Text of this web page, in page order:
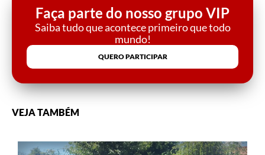
Faça parte do nosso grupo VIP
Saiba tudo que acontece primeiro que todo
mundo!
QUERO PARTICIPAR
VEJA TAMBÉM